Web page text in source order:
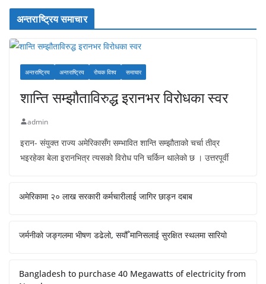
अन्तराष्ट्रिय समाचार
अन्तराष्ट्रिय अन्तराष्ट्रिय रोचक विश्व समाचार
शान्ति सम्झौताविरुद्ध इरानभर विरोधका स्वर
admin
इरान- संयुक्त राज्य अमेरिकासँग सम्भावित शान्ति सम्झौताको चर्चा तीव्र
भइरहेका बेला इरानभित्र त्यसको विरोध पनि चर्किन थालेको छ । उत्तरपूर्वी
अमेरिकामा २० लाख सरकारी कर्मचारीलाई जागिर छाड्न दबाब
जर्मनीको जङ्गलमा भीषण डढेलो, सयौँ मानिसलाई सुरक्षित स्थलमा सारियो
Bangladesh to purchase 40 Megawatts of electricity from